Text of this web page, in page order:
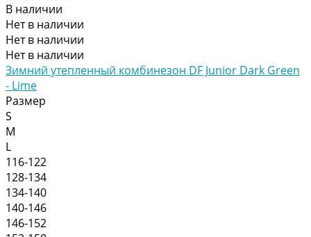
В наличии
Нет в наличии
Нет в наличии
Нет в наличии
Зимний утепленный комбинезон DF Junior Dark Green
- Lime
Размер
S
M
L
116-122
128-134
134-140
140-146
146-152